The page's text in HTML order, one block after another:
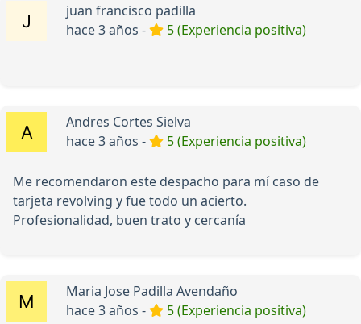
juan francisco padilla
hace 3 años -
5 (Experiencia positiva)
Andres Cortes Sielva
hace 3 años -
5 (Experiencia positiva)
Me recomendaron este despacho para mí caso de
tarjeta revolving y fue todo un acierto.
Profesionalidad, buen trato y cercanía
Maria Jose Padilla Avendaño
hace 3 años -
5 (Experiencia positiva)